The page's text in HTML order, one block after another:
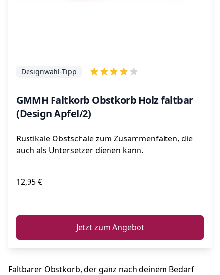
GMMH Faltkorb Obstkorb Holz faltbar
(Design Apfel/2)
Designwahl-Tipp
Rustikale Obstschale zum Zusammenfalten, die
auch als Untersetzer dienen kann.
12,95 €
Jetzt zum Angebot
Faltbarer Obstkorb, der ganz nach deinem Bedarf